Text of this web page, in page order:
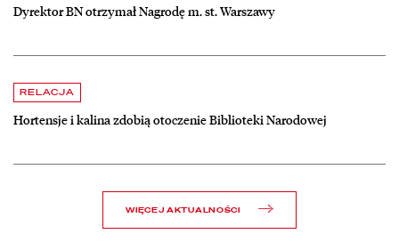
Dyrektor BN otrzymał Nagrodę m. st. Warszawy
RELACJA
Hortensje i kalina zdobią otoczenie Biblioteki Narodowej
czytaj więcej o Hortensje i kalina zdobią otoczenie Biblioteki
WIĘCEJ AKTUALNOŚCI